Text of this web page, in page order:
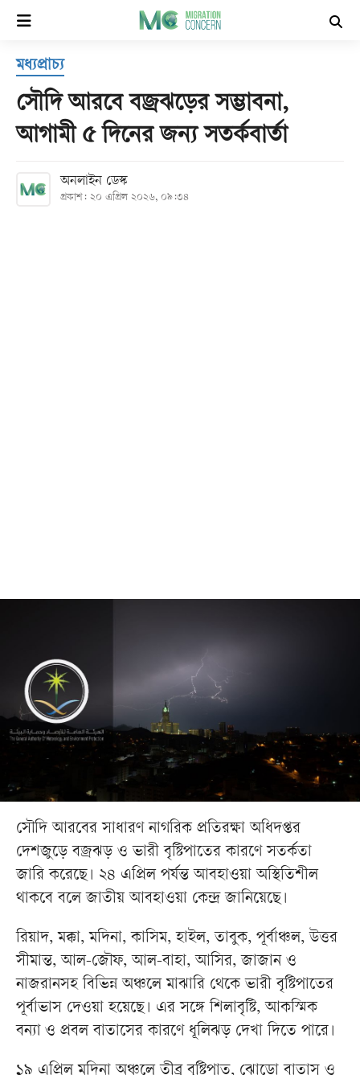
হোম
সর্বশেষ
বিভাগ
মধ্যপ্রাচ্য
সৌদি আরবে বজ্রঝড়ের সম্ভাবনা,
আগামী ৫ দিনের জন্য সতর্কবার্তা
অনলাইন ডেস্ক
প্রকাশ: ২০ এপ্রিল ২০২৬, ০৯:৩৪
সৌদি আরবের সাধারণ নাগরিক প্রতিরক্ষা অধিদপ্তর
দেশজুড়ে বজ্রঝড় ও ভারী বৃষ্টিপাতের কারণে সতর্কতা
জারি করেছে। ২৪ এপ্রিল পর্যন্ত আবহাওয়া অস্থিতিশীল
থাকবে বলে জাতীয় আবহাওয়া কেন্দ্র জানিয়েছে।
রিয়াদ, মক্কা, মদিনা, কাসিম, হাইল, তাবুক, পূর্বাঞ্চল, উত্তর
সীমান্ত, আল-জৌফ, আল-বাহা, আসির, জাজান ও
নাজরানসহ বিভিন্ন অঞ্চলে মাঝারি থেকে ভারী বৃষ্টিপাতের
পূর্বাভাস দেওয়া হয়েছে। এর সঙ্গে শিলাবৃষ্টি, আকস্মিক
বন্যা ও প্রবল বাতাসের কারণে ধূলিঝড় দেখা দিতে পারে।
১৯ এপ্রিল মদিনা অঞ্চলে তীব্র বৃষ্টিপাত, ঝোড়ো বাতাস ও